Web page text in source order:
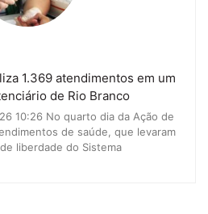
1.369 atendimentos em um
de Rio Branco
10:26 No quarto dia da Ação de
de saúde, que levaram
liberdade do Sistema